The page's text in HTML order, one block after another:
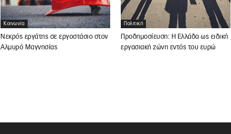
Κοινωνία
Νεκρός εργάτης σε εργοστάσιο στον
Αλμυρό Μαγνησίας
Πολιτική
Προδημοσίευση: Η Ελλάδα ως ειδική
εργασιακή ζώνη εντός του ευρώ